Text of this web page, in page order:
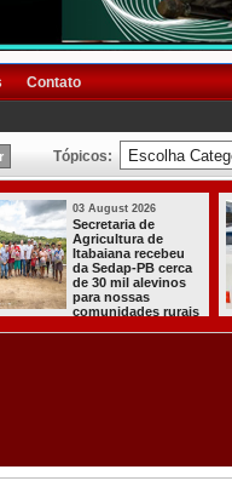
Contato
Tópicos:
03 August 2026
PT oficializa
candidatura
para
quarto
presidente